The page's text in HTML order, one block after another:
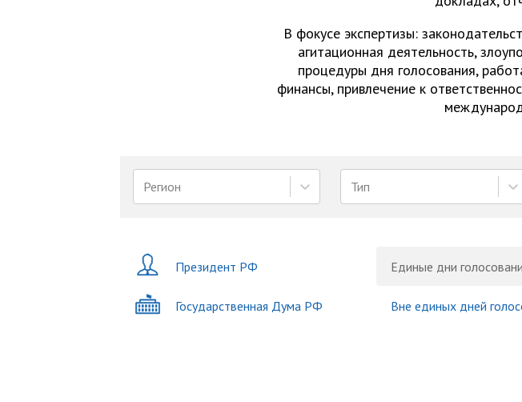
В фокусе экспертизы:
агитационная деятельность,
процедуры дня голосования,
финансы, привлечение к
Регион Тип
Президент РФ
Государственная Дума РФ
Единые дни
Вне единых дней